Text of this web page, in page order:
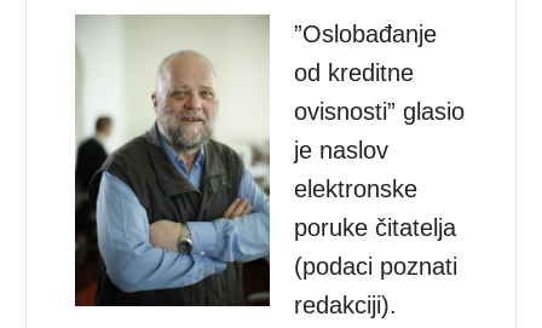
”Oslobađanje
od kreditne
ovisnosti” glasio
je naslov
elektronske
poruke čitatelja
(podaci poznati
redakciji).